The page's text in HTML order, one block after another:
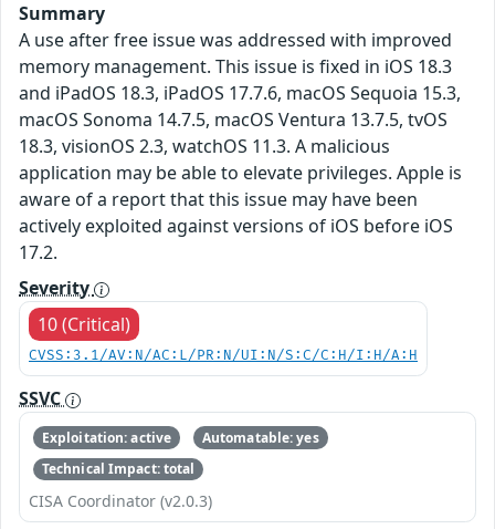
Summary
A use after free issue was addressed with improved
memory management. This issue is fixed in iOS 18.3
and iPadOS 18.3, iPadOS 17.7.6, macOS Sequoia 15.3,
macOS Sonoma 14.7.5, macOS Ventura 13.7.5, tvOS
18.3, visionOS 2.3, watchOS 11.3. A malicious
application may be able to elevate privileges. Apple is
aware of a report that this issue may have been
actively exploited against versions of iOS before iOS
17.2.
Severity
10 (Critical)
CVSS:3.1/AV:N/AC:L/PR:N/UI:N/S:C/C:H/I:H/A:H
SSVC
Exploitation: active
Automatable: yes
Technical Impact: total
CISA Coordinator (v2.0.3)